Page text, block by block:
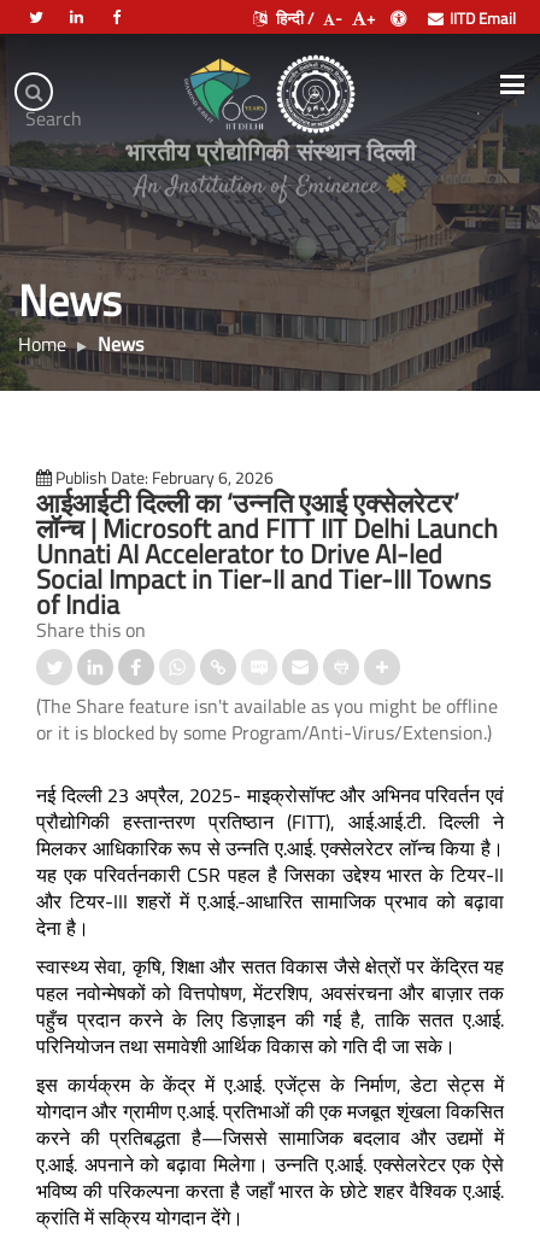
Search
हिन्दी / - + IITD Email
Indian
Institute
of
Technology
Delhi
भारतीय प्रौद्योगिकी संस्थान दिल्ली
.
News
Home News
Publish Date: February 6, 2026
आईआईटी दिल्ली का ‘उन्नति एआई एक्सेलरेटर’
लॉन्च | Microsoft and FITT IIT Delhi Launch
Unnati AI Accelerator to Drive AI-led
Social Impact in Tier-II and Tier-III Towns
of India
Share this on
(The Share feature isn't available as you might be offline
or it is blocked by some Program/Anti-Virus/Extension.)
नई दिल्ली 23 अप्रैल, 2025- माइक्रोसॉफ्ट और अभिनव परिवर्तन एवं
प्रौद्योगिकी हस्तान्तरण प्रतिष्ठान (FITT), आई.आई.टी. दिल्ली ने
मिलकर आधिकारिक रूप से उन्नति ए.आई. एक्सेलरेटर लॉन्च किया है।
यह एक परिवर्तनकारी CSR पहल है जिसका उद्देश्य भारत के टियर-II
और टियर-III शहरों में ए.आई.-आधारित सामाजिक प्रभाव को बढ़ावा
देना है।
स्वास्थ्य सेवा, कृषि, शिक्षा और सतत विकास जैसे क्षेत्रों पर केंद्रित यह
पहल नवोन्मेषकों को वित्तपोषण, मेंटरशिप, अवसंरचना और बाज़ार तक
पहुँच प्रदान करने के लिए डिज़ाइन की गई है, ताकि सतत ए.आई.
परिनियोजन तथा समावेशी आर्थिक विकास को गति दी जा सके।
इस कार्यक्रम के केंद्र में ए.आई. एजेंट्स के निर्माण, डेटा सेट्स में
योगदान और ग्रामीण ए.आई. प्रतिभाओं की एक मजबूत शृंखला विकसित
करने की प्रतिबद्धता है—जिससे सामाजिक बदलाव और उद्यमों में
ए.आई. अपनाने को बढ़ावा मिलेगा। उन्नति ए.आई. एक्सेलरेटर एक ऐसे
भविष्य की परिकल्पना करता है जहाँ भारत के छोटे शहर वैश्विक ए.आई.
क्रांति में सक्रिय योगदान देंगे।